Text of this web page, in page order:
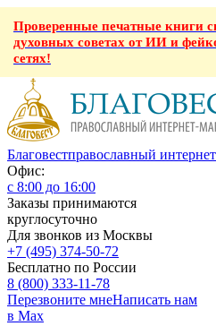
Проверенные печатные книги
духовных советах от ИИ и
сетях!
Благовестправославный
Офис:
с 8:00 до 16:00
Заказы принимаются
круглосуточно
Для звонков из Москвы
+7 (495) 374-50-72
Бесплатно по России
8 (800) 333-11-78
Перезвоните мнеНаписать нам
в Max